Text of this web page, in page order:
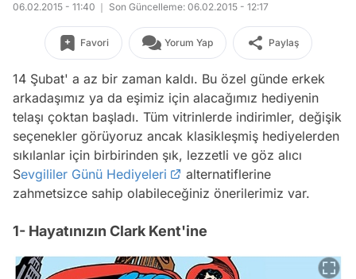
06.02.2015 - 11:40 Son Güncelleme: 06.02.2015 - 12:17
Favori Yorum Yap Paylaş
14 Şubat' a az bir zaman kaldı. Bu özel günde erkek
arkadaşımız ya da eşimiz için alacağımız hediyenin
telaşı çoktan başladı. Tüm vitrinlerde indirimler, değişik
seçenekler görüyoruz ancak klasikleşmiş hediyelerden
sıkılanlar için birbirinden şık, lezzetli ve göz alıcı
Sevgililer Günü Hediyeleri
alternatiflerine
zahmetsizce sahip olabileceğiniz önerilerimiz var.
1- Hayatınızın Clark Kent'ine